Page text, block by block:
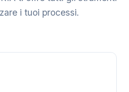
i tuoi processi.